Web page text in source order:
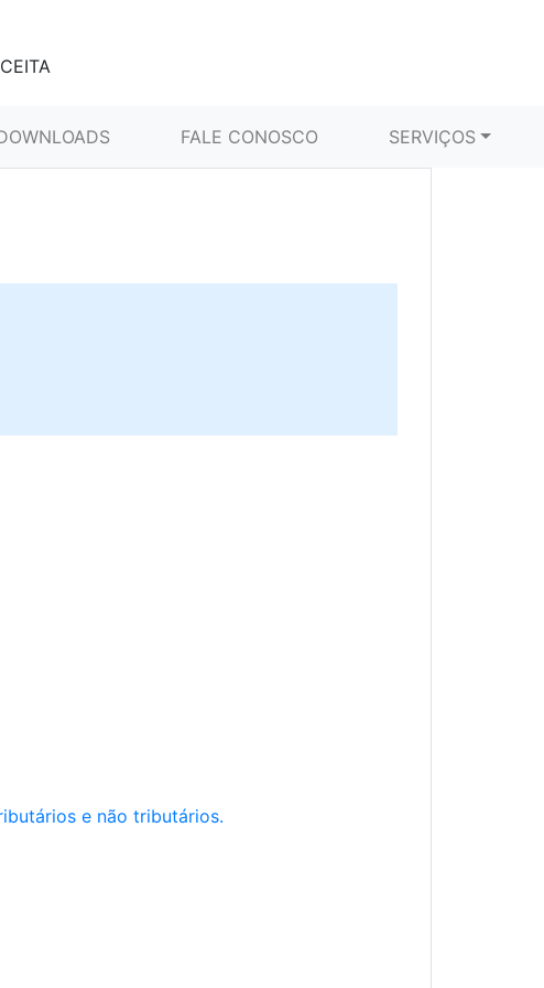
FALE CONOSCO SERVIÇOS
e não tributários.